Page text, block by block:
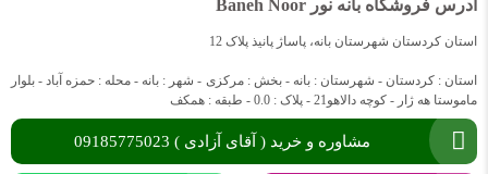
آدرس فروشگاه بانه نور Baneh Noor
استان کردستان شهرستان بانه، پاساژ پانیذ پلاک 12
استان : کردستان - شهرستان : بانه - بخش : مرکزی - شهر : بانه - محله : حمزه آباد - بلوار
ماموستا هه ژار - کوچه دالاهو21 - پلاک : 0.0 - طبقه : همکف
مشاوره و خرید ( آقای آزادی ) 09185775023